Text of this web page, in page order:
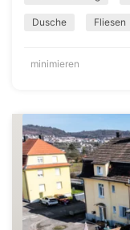
Dusche Fliesen
minimieren